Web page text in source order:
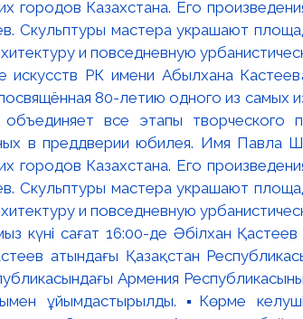
искусств РК имени Абылхана
80-летию одного из самых
все этапы творческого
в преддверии юбилея. Имя
городов Казахстана. Его
Скульптуры мастера украшают
и повседневную